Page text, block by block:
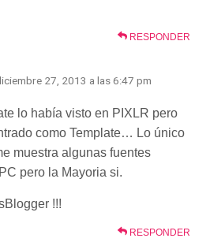
RESPONDER
27, 2013 a las 6:47 pm
lo había visto en PIXLR pero
como Template… Lo único
muestra algunas fuentes
pero la Mayoria si.
!!!
RESPONDER